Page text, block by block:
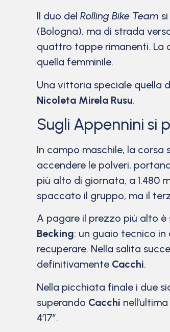
Il duo del Rolling Bike Team
(Bologna), ma di strada
quattro tappe rimanenti. La
quella femminile.
Una vittoria speciale quella
Nicoleta Mirela Rusu.
Sugli Appennini si
In campo maschile, la corsa
accendere le polveri,
più alto di giornata, a 1.480
spaccato il gruppo, ma il
A pagare il prezzo più alto
Becking: un guaio tecnico
recuperare. Nella salita
definitivamente Cacchi.
Nella picchiata finale i due
superando Cacchi
4’17”.